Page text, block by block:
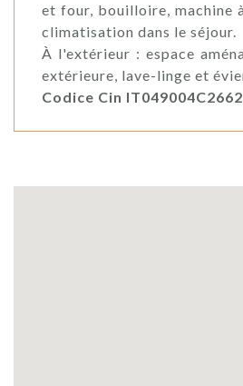
et four, bouilloire, machine
climatisation dans le séjour.
À l'extérieur : espace
extérieure, lave-linge et
Codice Cin